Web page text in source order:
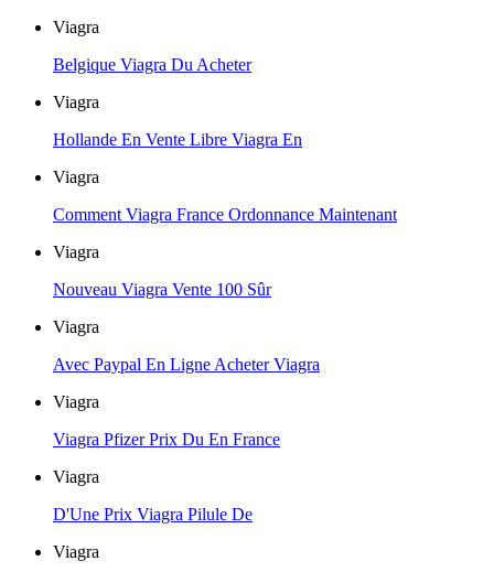
Viagra
Belgique Viagra Du Acheter
Viagra
Hollande En Vente Libre Viagra En
Viagra
Comment Viagra France Ordonnance Maintenant
Viagra
Nouveau Viagra Vente 100 Sûr
Viagra
Avec Paypal En Ligne Acheter Viagra
Viagra
Viagra Pfizer Prix Du En France
Viagra
D'Une Prix Viagra Pilule De
Viagra